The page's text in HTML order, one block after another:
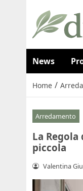
News
Home /
Arredamento
La
piccola
Valentina